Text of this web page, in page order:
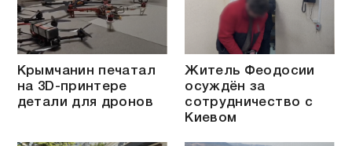
Крымчанин печатал
на 3D-принтере
детали для дронов
Житель Феодосии
осуждён за
сотрудничество с
Киевом